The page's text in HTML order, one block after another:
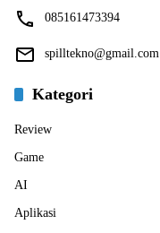
085161473394
spilltekno@gmail.com
Kategori
Review
Game
AI
Aplikasi